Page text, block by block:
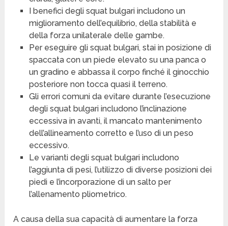
I benefici degli squat bulgari includono un
miglioramento dell’equilibrio, della stabilità e
della forza unilaterale delle gambe.
Per eseguire gli squat bulgari, stai in posizione di
spaccata con un piede elevato su una panca o
un gradino e abbassa il corpo finché il ginocchio
posteriore non tocca quasi il terreno.
Gli errori comuni da evitare durante l’esecuzione
degli squat bulgari includono l’inclinazione
eccessiva in avanti, il mancato mantenimento
dell’allineamento corretto e l’uso di un peso
eccessivo.
Le varianti degli squat bulgari includono
l’aggiunta di pesi, l’utilizzo di diverse posizioni dei
piedi e l’incorporazione di un salto per
l’allenamento pliometrico.
A causa della sua capacità di aumentare la forza